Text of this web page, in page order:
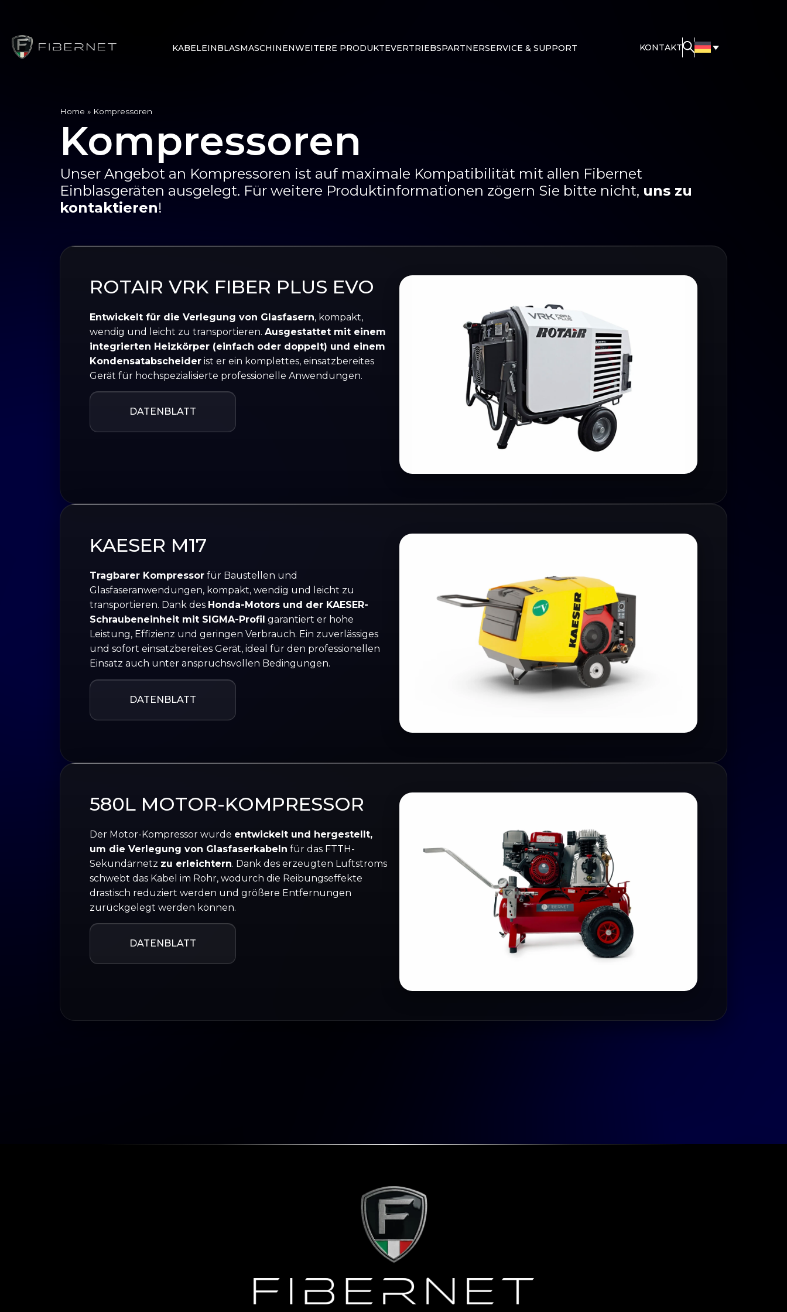
KABELEINBLASMASCHINENWEITERE PRODUKTEVERTRIEBSPARTNERSERVICE & SUPPORT KONTAKT
Home » Kompressoren
Kompressoren
Unser Angebot an Kompressoren ist auf maximale Kompatibilität mit allen Fibernet
Einblasgeräten ausgelegt. Für weitere Produktinformationen zögern Sie bitte nicht, uns zu
kontaktieren!
ROTAIR VRK FIBER PLUS EVO
Entwickelt für die Verlegung von Glasfasern, kompakt,
wendig und leicht zu transportieren. Ausgestattet mit einem
integrierten Heizkörper (einfach oder doppelt) und einem
Kondensatabscheider ist er ein komplettes, einsatzbereites
Gerät für hochspezialisierte professionelle Anwendungen.
DATENBLATT
KAESER M17
Tragbarer Kompressor für Baustellen und
Glasfaseranwendungen, kompakt, wendig und leicht zu
transportieren. Dank des Honda-Motors und der KAESER-
Schraubeneinheit mit SIGMA-Profil garantiert er hohe
Leistung, Effizienz und geringen Verbrauch. Ein zuverlässiges
und sofort einsatzbereites Gerät, ideal für den professionellen
Einsatz auch unter anspruchsvollen Bedingungen.
DATENBLATT
580L MOTOR-KOMPRESSOR
Der Motor-Kompressor wurde entwickelt und hergestellt,
um die Verlegung von Glasfaserkabeln für das FTTH-
Sekundärnetz zu erleichtern. Dank des erzeugten Luftstroms
schwebt das Kabel im Rohr, wodurch die Reibungseffekte
drastisch reduziert werden und größere Entfernungen
zurückgelegt werden können.
DATENBLATT